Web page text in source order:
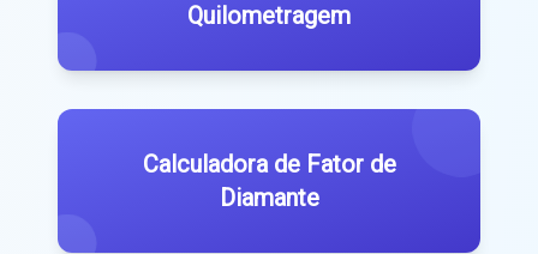
Quilometragem
Calculadora de Fator de
Diamante